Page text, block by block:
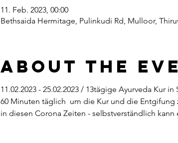
11. Feb. 2023, 00:00
Bethsaida Hermitage, Pulinkudi Rd, Mulloor,
About the
11.02.2023 - 25.02.2023 / 13tägige Ayurveda Kur
60 Minuten täglich  um die Kur und die
in diesen Corona Zeiten - selbstverständlich